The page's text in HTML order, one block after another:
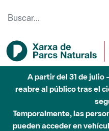
A partir del 31 de julio
reabre al público tras el
Temporalmente, las
pueden acceder en